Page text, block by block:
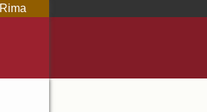
Rima